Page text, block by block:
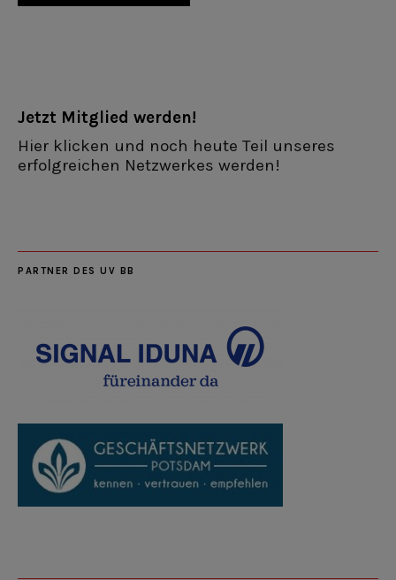
Jetzt Mitglied werden!
Hier klicken und noch heute Teil unseres
erfolgreichen Netzwerkes werden!
PARTNER DES UV BB